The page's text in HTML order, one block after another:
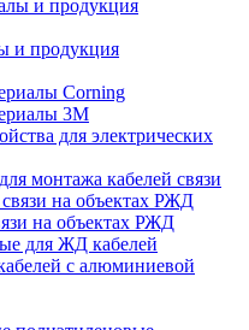
и продукция
Corning
3M
для электрических
монтажа кабелей связи
на объектах РЖД
для ЖД кабелей
с алюминиевой